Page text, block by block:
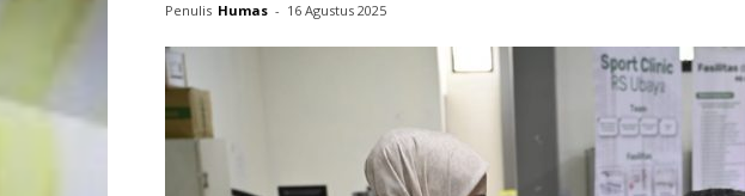
Penulis Humas - 16 Agustus 2025